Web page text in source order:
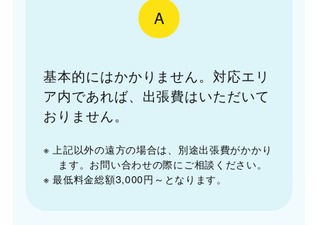
A
基本的にはかかりません。対応エリ
ア内であれば、出張費はいただいて
おりません。
※ 上記以外の遠方の場合は、別途出張費がかかり
ます。お問い合わせの際にご相談ください。
※ 最低料金総額3,000円～となります。